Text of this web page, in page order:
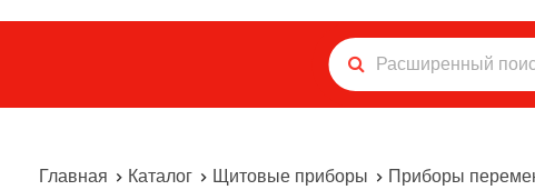
Главная Каталог Щитовые приборы Приборы